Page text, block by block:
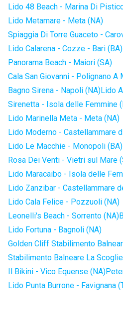
Lido 48 Beach - Marina Di
Lido Metamare - Meta (NA)
Spiaggia Di Torre Guaceto -
Lido Calarena - Cozze - Bari (BA)
Panorama Beach - Maiori (SA)
Cala San Giovanni - Polignano A
Bagno Sirena - Napoli (NA)Lido
Sirenetta - Isola delle Femmine
Lido Marinella Meta - Meta (NA)
Lido Moderno - Castellammare
Lido Le Macchie - Monopoli (BA)
Rosa Dei Venti - Vietri sul Mare
Lido Maracaibo - Isola delle
Lido Zanzibar - Castellammare
Lido Cala Felice - Pozzuoli (NA)
Leonelli's Beach - Sorrento (NA)
Lido Fortuna - Bagnoli (NA)
Golden Cliff Stabilimento
Stabilimento Balneare La
Il Bikini - Vico Equense (NA)
Lido Punta Burrone - Favignana